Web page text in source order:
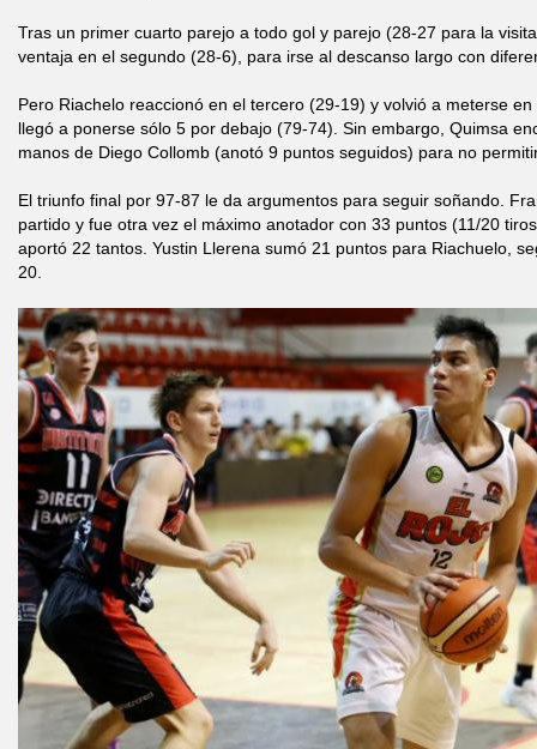
Tras un primer cuarto parejo a todo gol y parejo (28-27 para la
ventaja en el segundo (28-6), para irse al descanso largo con
Pero Riachelo reaccionó en el tercero (29-19) y volvió a meterse en
llegó a ponerse sólo 5 por debajo (79-74). Sin embargo, Quimsa
manos de Diego Collomb (anotó 9 puntos seguidos) para no
El triunfo final por 97-87 le da argumentos para seguir soñando.
partido y fue otra vez el máximo anotador con 33 puntos (11/20
aportó 22 tantos. Yustin Llerena sumó 21 puntos para Riachuelo,
20.